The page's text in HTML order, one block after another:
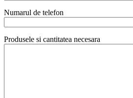
Numarul de telefon
Produsele si cantitatea necesara